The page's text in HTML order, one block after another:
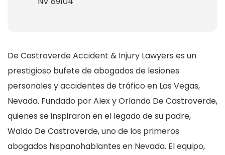
De Castroverde Accident & Injury Lawyers es un
prestigioso bufete de abogados de lesiones
personales y accidentes de tráfico en Las Vegas,
Nevada. Fundado por Alex y Orlando De Castroverde,
quienes se inspiraron en el legado de su padre,
Waldo De Castroverde, uno de los primeros
abogados hispanohablantes en Nevada. El equipo,